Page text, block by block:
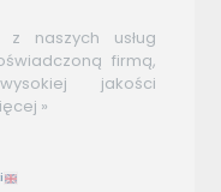
z naszych usług
firmą,
jakości
»